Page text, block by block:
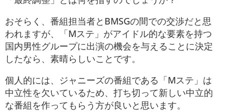
おそらく、番組担当者とBMSGの間での交渉だと思
われますが、「Mステ」がアイドル的な要素を持つ
国内男性グループに出演の機会を与えることに決定
したなら、素晴らしいことです。
個人的には、ジャニーズの番組である「Mステ」は
中立性を欠いているため、打ち切って新しい中立的
な番組を作ってもらう方が良いと思います。